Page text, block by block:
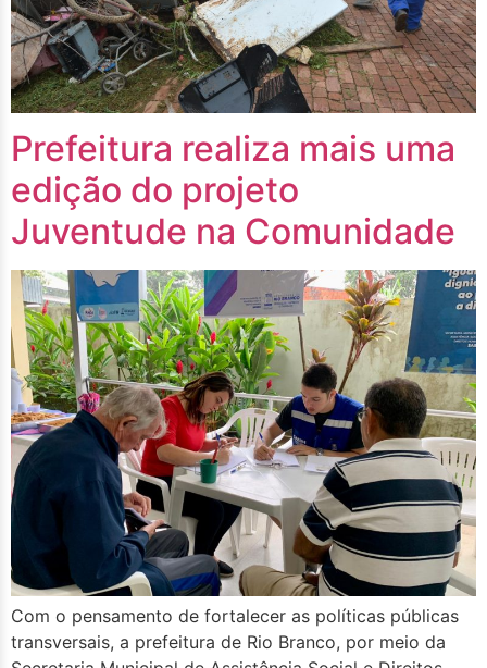
Prefeitura realiza mais uma
edição do projeto
Juventude na Comunidade
Com o pensamento de fortalecer as políticas públicas
transversais, a prefeitura de Rio Branco, por meio da